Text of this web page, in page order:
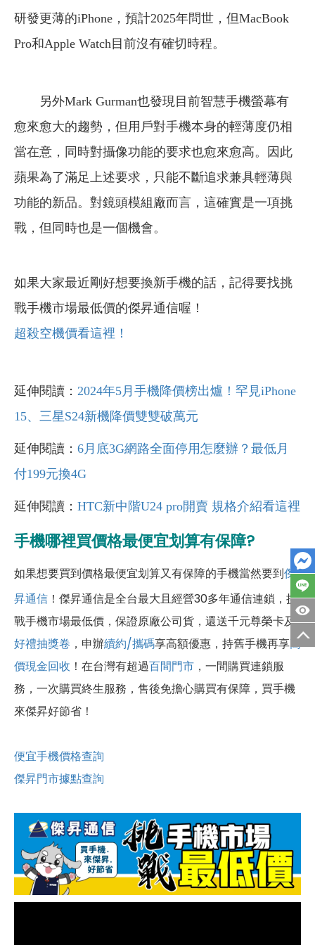
研發更薄的iPhone，預計2025年問世，但MacBook
Pro和Apple Watch目前沒有確切時程。
另外Mark Gurman也發現目前智慧手機螢幕有
愈來愈大的趨勢，但用戶對手機本身的輕薄度仍相
當在意，同時對攝像功能的要求也愈來愈高。因此
蘋果為了滿足上述要求，只能不斷追求兼具輕薄與
功能的新品。對鏡頭模組廠而言，這確實是一項挑
戰，但同時也是一個機會。
如果大家最近剛好想要換新手機的話，記得要找挑
戰手機市場最低價的傑昇通信喔！
超殺空機價看這裡！
延伸閱讀： 2024年5月手機降價榜出爐！罕見iPhone
15、三星S24新機降價雙雙破萬元
延伸閱讀： 6月底3G網路全面停用怎麼辦？最低月
付199元換4G
延伸閱讀： HTC新中階U24 pro開賣 規格介紹看這裡
手機哪裡買價格最便宜划算有保障?
如果想要買到價格最便宜划算又有保障的手機當然要到傑
昇通信 ！傑昇通信是全台最大且經營30多年通信連鎖，挑
戰手機市場最低價，保證原廠公司貨，還送千元尊榮卡及
好禮抽獎卷 ，申辦續約/攜碼享高額優惠，持舊手機再享高
價現金回收 ！ 在台灣有超過百間門市 ，一間購買連鎖服
務，一次購買終生服務，售後免擔心購買有保障，買手機
來傑昇好節省！
便宜手機價格查詢
傑昇門市據點查詢